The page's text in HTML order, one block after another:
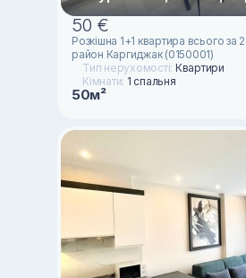
50 €
Розкішна 1+1 квартира всього за
район Каргиджак (0150001)
Тип нерухомості: Квартири
Кімнати: 1 спальня
50м²